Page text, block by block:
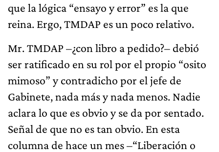
que la lógica “ensayo y error” es la que
reina. Ergo, TMDAP es un poco relativo.
Mr. TMDAP –¿con libro a pedido?– debió
ser ratificado en su rol por el propio “osito
mimoso” y contradicho por el jefe de
Gabinete, nada más y nada menos. Nadie
aclara lo que es obvio y se da por sentado.
Señal de que no es tan obvio. En esta
columna de hace un mes –“Liberación o